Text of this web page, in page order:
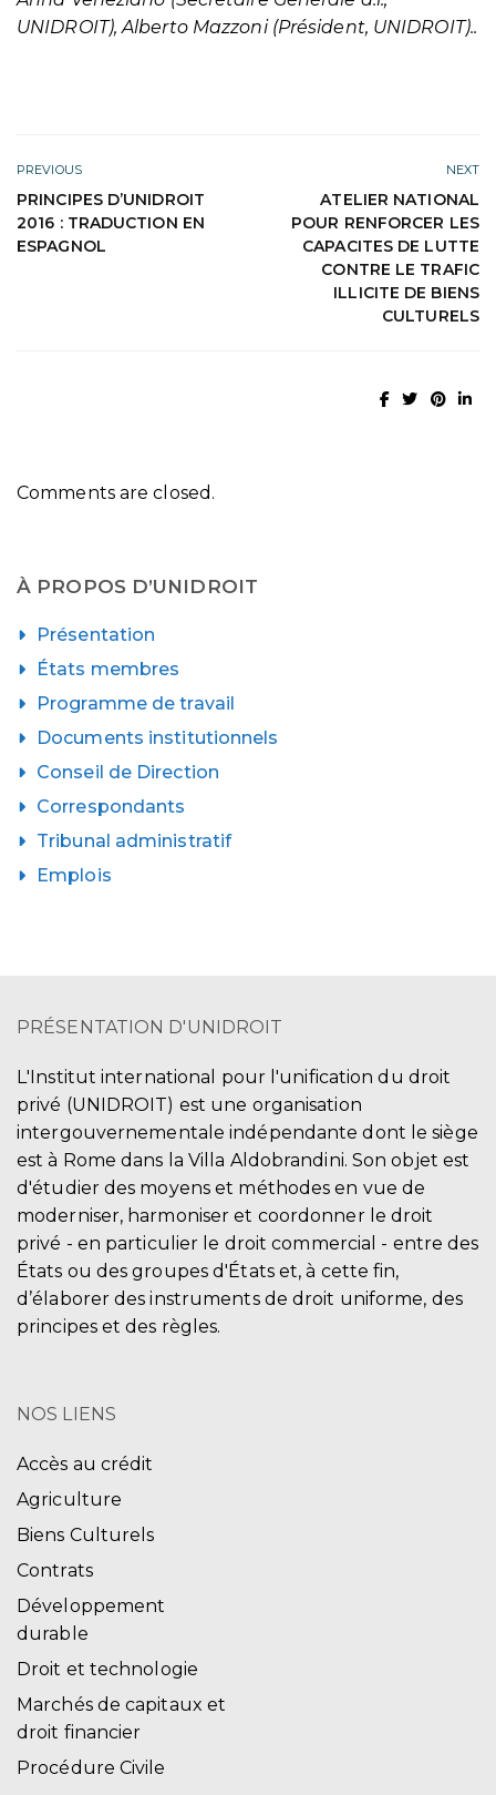
UNIDROIT), Alberto Mazzoni (Président, UNIDROIT)..
PREVIOUS
PRINCIPES D’UNIDROIT
2016 : TRADUCTION EN
ESPAGNOL
NEXT
ATELIER NATIONAL
POUR RENFORCER LES
CAPACITES DE LUTTE
CONTRE LE TRAFIC
ILLICITE DE BIENS
CULTURELS
Comments are closed.
À PROPOS D’UNIDROIT
Présentation
États membres
Programme de travail
Documents institutionnels
Conseil de Direction
Correspondants
Tribunal administratif
Emplois
PRÉSENTATION D'UNIDROIT
L'Institut international pour l'unification du droit
privé (UNIDROIT) est une organisation
intergouvernementale indépendante dont le siège
est à Rome dans la Villa Aldobrandini. Son objet est
d'étudier des moyens et méthodes en vue de
moderniser, harmoniser et coordonner le droit
privé - en particulier le droit commercial - entre des
États ou des groupes d'États et, à cette fin,
d’élaborer des instruments de droit uniforme, des
principes et des règles.
NOS LIENS
Accès au crédit
Agriculture
Biens Culturels
Contrats
Développement
durable
Droit et technologie
Marchés de capitaux et
droit financier
Procédure Civile